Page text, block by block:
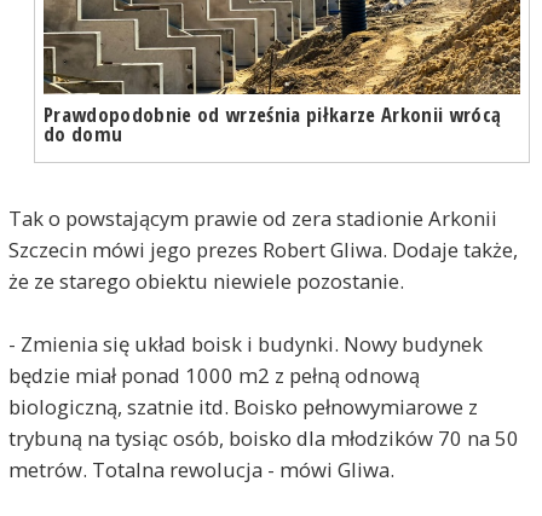
Prawdopodobnie od września piłkarze Arkonii wrócą
do domu
Tak o powstającym prawie od zera stadionie Arkonii
Szczecin mówi jego prezes Robert Gliwa. Dodaje także,
że ze starego obiektu niewiele pozostanie.
- Zmienia się układ boisk i budynki. Nowy budynek
będzie miał ponad 1000 m2 z pełną odnową
biologiczną, szatnie itd. Boisko pełnowymiarowe z
trybuną na tysiąc osób, boisko dla młodzików 70 na 50
metrów. Totalna rewolucja - mówi Gliwa.